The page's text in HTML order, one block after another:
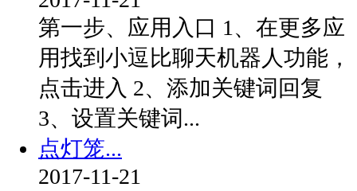
第一步、应用入口 1、在更多应
用找到小逗比聊天机器人功能，
点击进入 2、添加关键词回复
3、设置关键词...
点灯笼...
2017-11-21